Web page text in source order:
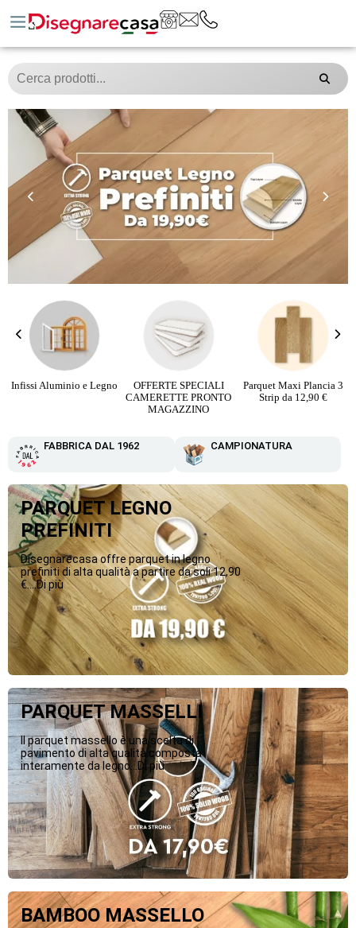
OFFERTE SPECIALI
Parquet Maxi Plancia 3
Strip da 12,90 €
PARQUET PIETRA
RICOSTRUITA da 16,90
FABBRICA DAL 1962 CAMPIONATURA
PARQUET LEGNO
PREFINITI
Disegnarecasa offre parquet in legno
prefiniti di alta qualità a partire da soli 12,90
€....Di più
PARQUET MASSELLI
Il parquet massello è una scelta di
pavimento di alta qualità composta
interamente da legno...Di più
BAMBOO MASSELLO